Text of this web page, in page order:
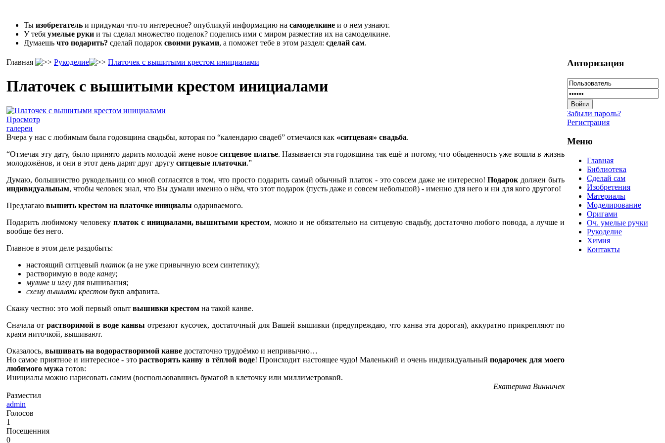
Ты изобретатель и придумал что-то интересное? опубликуй информацию на самоделкине и о нем узнают.
У тебя умелые руки и ты сделал множество поделок? поделись ими с миром разместив их на самоделкине.
Думаешь что подарить? сделай подарок своими руками, а поможет тебе в этом раздел: сделай сам.
Главная Рукоделие Платочек с вышитыми крестом инициалами
Платочек с вышитыми крестом инициалами
Просмотр
галереи
Вчера у нас с любимым была годовщина свадьбы, которая по “календарю свадеб” отмечался как «ситцевая» свадьба.
“Отмечая эту дату, было принято дарить молодой жене новоеситцевое платье. Называется эта годовщина так ещё и потому, что обыденность уже вошла в жизнь
молодожёнов, и они в этот день дарят друг другу ситцевые платочки.”
Думаю, большинство рукодельниц со мной согласятся в том, что просто подарить самый обычный платок - это совсем даже не интересно!Подарок должен быть
индивидуальным, чтобы человек знал, что Вы думали именно о нём, что этот подарок (пусть даже и совсем небольшой) - именно для него и ни для кого другого!
Предлагаю вышить крестом на платочке инициалы одариваемого.
Подарить любимому человеку платок с инициалами, вышитыми крестом, можно и не обязательно на ситцевую свадьбу, достаточно любого повода, а лучше и
вообще без него.
Главное в этом деле раздобыть:
настоящий ситцевый платок(а не уже привычную всем синтетику);
растворимую в воде канву;
мулине и иглу для вышивания;
схему вышивки крестом букв алфавита.
Скажу честно: это мой первый опыт вышивки крестом на такой канве.
Сначала от растворимой в воде канвы отрезают кусочек, достаточный для Вашей вышивки (предупреждаю, что канва эта дорогая), аккуратно прикрепляют по
краям ниточкой, вышивают.
Оказалось, вышивать на водорастворимой канве достаточно трудоёмко и непривычно…
Но самое приятное и интересное - это растворять канву в тёплой воде! Происходит настоящее чудо! Маленький и очень индивидуальныйподарочек для моего
любимого мужа готов:
Инициалы можно нарисовать самим (воспользовавшись бумагой в клеточку или миллиметровкой.
Екатерина Винничек
Разместил
admin
Голосов
1
Посещенния
0
Авторизация
Забыли пароль?
Регистрация
Меню
Главная
Библиотека
Сделай сам
Изобретения
Материалы
Моделирование
Оригами
Оч. умелые ручки
Рукоделие
Химия
Контакты